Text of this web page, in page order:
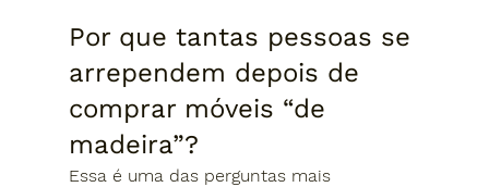
Por que tantas pessoas se
arrependem depois de
comprar móveis “de
madeira”?
Essa é uma das perguntas mais